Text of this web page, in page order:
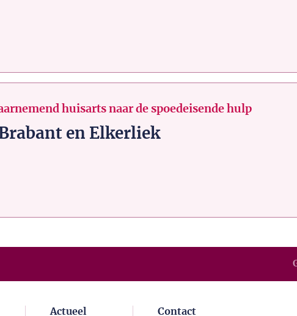
huisarts naar de spoedeisende hulp
en Elkerliek
Actueel Contact